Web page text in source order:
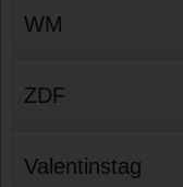
WM
ZDF
Valentinstag